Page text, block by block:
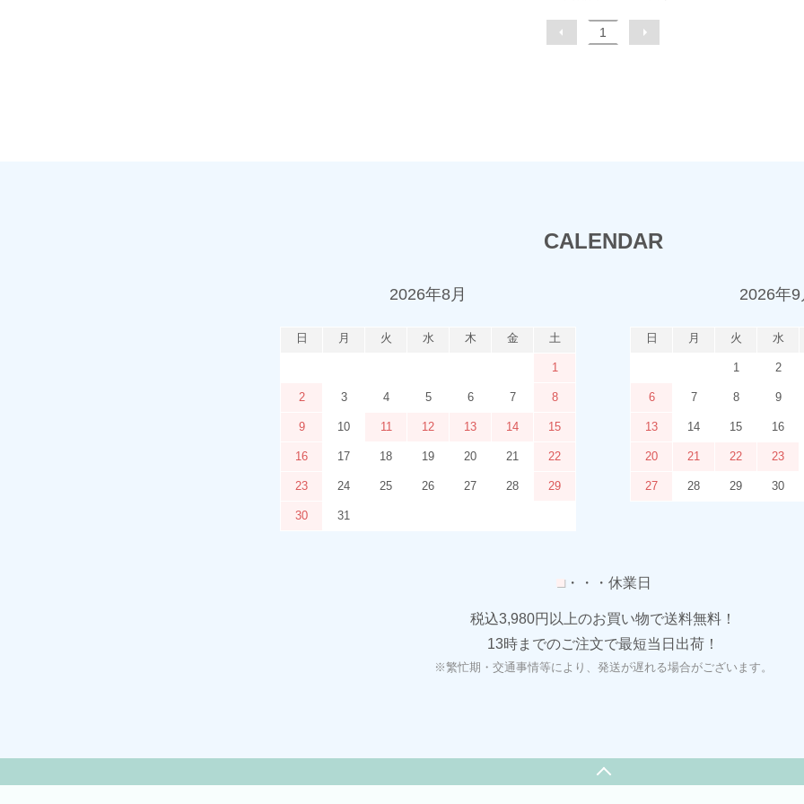
1
CALENDAR
2026年8月
日 月 火 水 木 金 土
1
2 3 4 5 6 7 8
9 10 11 12 13 14 15
16 17 18 19 20 21 22
23 24 25 26 27 28 29
30 31
2026年9
日 月 火 水
1 2
6 7 8 9
13 14 15 16
20 21 22 23
27 28 29 30
■・・・休業日
税込3,980円以上のお買い物で送料無料！
13時までのご注文で最短当日出荷！
※繁忙期・交通事情等により、発送が遅れる場合がございます。